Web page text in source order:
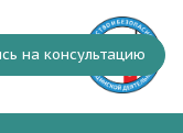
на консультацию